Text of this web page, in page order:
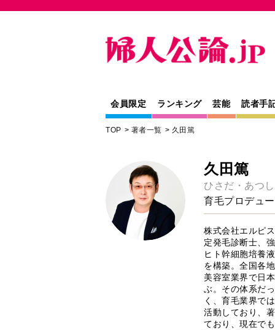
会員限定 ランキング 芸能 読者手
TOP 著者一覧 久田篤
久田篤
ひさだ・あつし
育毛プロデュ
株式会社エルピ
定発毛診断士、
ヒト幹細胞培養
を構築。全国各
美容室業界で日
ぶ。その体系だ
く、育毛業界で
活動しており、
ており、現在で